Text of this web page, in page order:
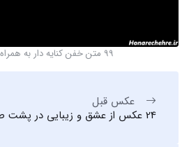
99 متن خفن کنایه دار به همراه عکس نوشته
عکس قبل
24 عکس از عشق و زیبایی در پشت صحنه عاشقان ماه